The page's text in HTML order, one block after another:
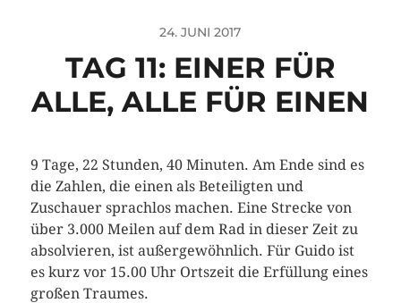
24. JUNI 2017
TAG 11: EINER FÜR
ALLE, ALLE FÜR EINEN
9 Tage, 22 Stunden, 40 Minuten. Am Ende sind es
die Zahlen, die einen als Beteiligten und
Zuschauer sprachlos machen. Eine Strecke von
über 3.000 Meilen auf dem Rad in dieser Zeit zu
absolvieren, ist außergewöhnlich. Für Guido ist
es kurz vor 15.00 Uhr Ortszeit die Erfüllung eines
großen Traumes.